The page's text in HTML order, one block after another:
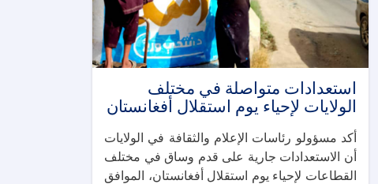
استعدادات متواصلة في مختلف
الولايات لإحياء يوم استقلال أفغانستان
أكد مسؤولو رئاسات الإعلام والثقافة في الولايات
أن الاستعدادات جارية على قدم وساق في مختلف
القطاعات لإحياء يوم استقلال أفغانستان، الموافق